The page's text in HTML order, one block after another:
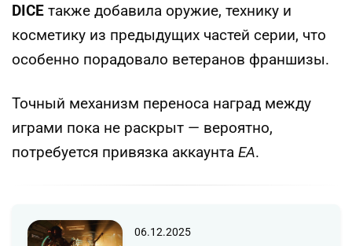
DICE также добавила оружие, технику и
косметику из предыдущих частей серии, что
особенно порадовало ветеранов франшизы.
Точный механизм переноса наград между
играми пока не раскрыт — вероятно,
потребуется привязка аккаунта EA.
06.12.2025